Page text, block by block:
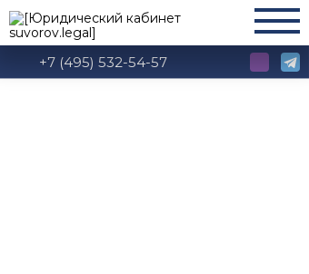
+7 (495) 532-54-57